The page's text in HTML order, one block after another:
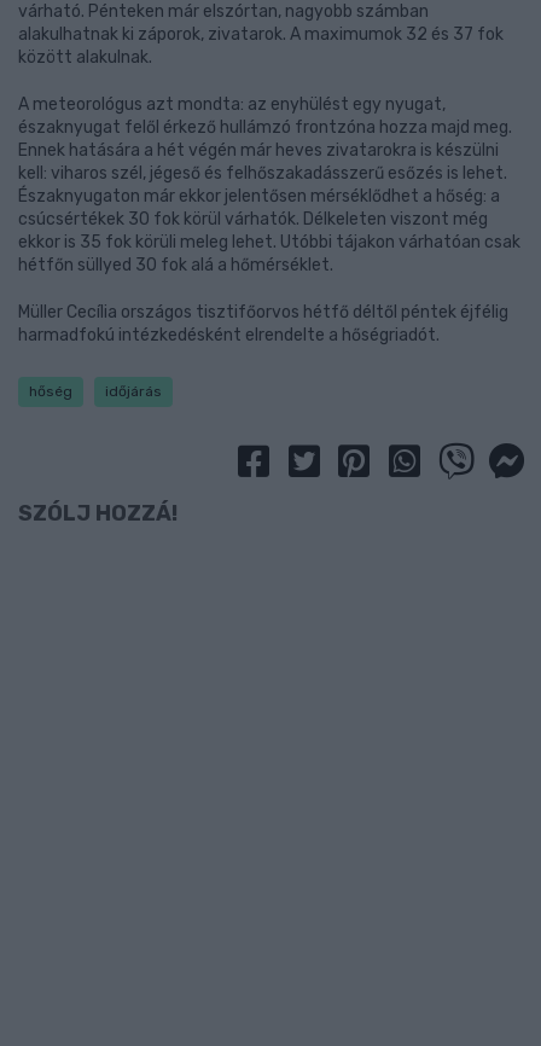
várható. Pénteken már elszórtan, nagyobb számban
alakulhatnak ki záporok, zivatarok. A maximumok 32 és 37 fok
között alakulnak.
A meteorológus azt mondta: az enyhülést egy nyugat,
északnyugat felől érkező hullámzó frontzóna hozza majd meg.
Ennek hatására a hét végén már heves zivatarokra is készülni
kell: viharos szél, jégeső és felhőszakadásszerű esőzés is lehet.
Északnyugaton már ekkor jelentősen mérséklődhet a hőség: a
csúcsértékek 30 fok körül várhatók. Délkeleten viszont még
ekkor is 35 fok körüli meleg lehet. Utóbbi tájakon várhatóan csak
hétfőn süllyed 30 fok alá a hőmérséklet.
Müller Cecília országos tisztifőorvos hétfő déltől péntek éjfélig
harmadfokú intézkedésként elrendelte a hőségriadót.
hőség időjárás
SZÓLJ HOZZÁ!